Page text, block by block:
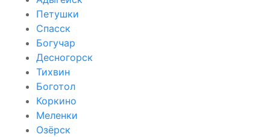
Петушки
Спасск
Богучар
Десногорск
Тихвин
Боготол
Коркино
Меленки
Озёрск